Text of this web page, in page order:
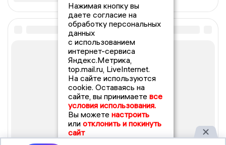
Нажимая кнопку вы
даете согласие на
обработку персональных
данных
с использованием
интернет-сервиса
Яндекс.Метрика,
top.mail.ru, LiveInternet.
На сайте используются
cookie. Оставаясь на
сайте, вы принимаете все
условия использования.
Вы можете настроить
или отклонить и покинуть
сайт